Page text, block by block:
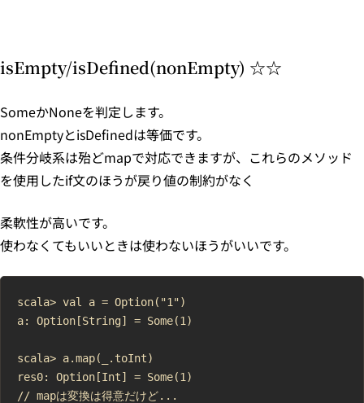
isEmpty/isDefined(nonEmpty) ☆☆
SomeかNoneを判定します。
nonEmptyとisDefinedは等価です。
条件分岐系は殆どmapで対応できますが、これらのメソッド
を使用したif文のほうが戻り値の制約がなく
柔軟性が高いです。
使わなくてもいいときは使わないほうがいいです。
scala> val a = Option("1")
a: Option[String] = Some(1)
scala> a.map(_.toInt)
res0: Option[Int] = Some(1)
// mapは変換は得意だけど...